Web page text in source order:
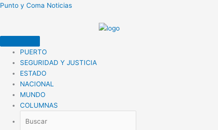
Ir
Punto y Coma Noticias
PUERTO
SEGURIDAD Y JUSTICIA
ESTADO
NACIONAL
MUNDO
COLUMNAS